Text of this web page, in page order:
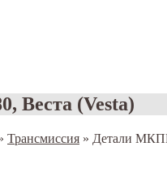
Веста (Vesta)
Трансмиссия » Детали